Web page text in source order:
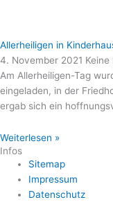
Allerheiligen in
4. November 2021 Keine
Am Allerheiligen-Tag
eingeladen, in der
ergab sich ein
Weiterlesen »
Infos
Sitemap
Impressum
Datenschutz